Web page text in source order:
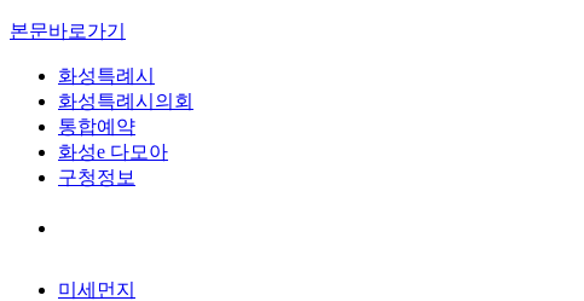
본문바로가기
화성특례시
화성특례시의회
통합예약
화성e 다모아
구청정보
미세먼지